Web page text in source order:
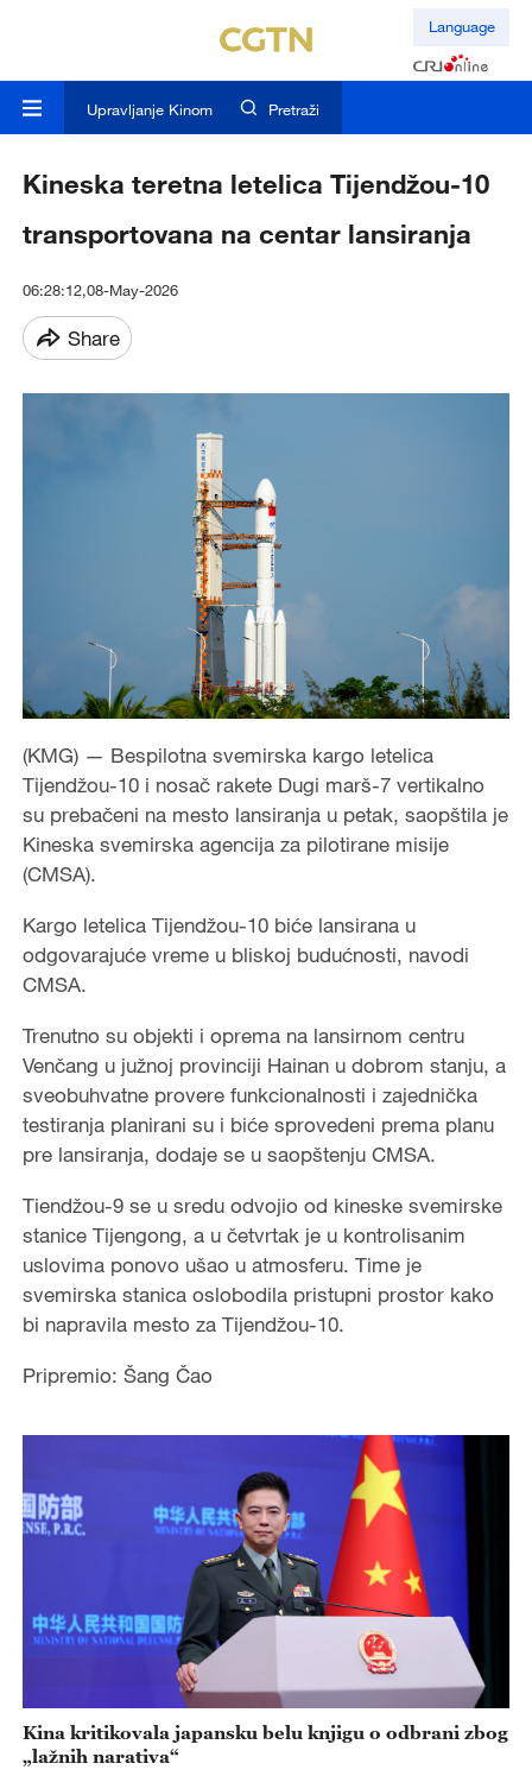
Language
Upravljanje Kinom Pretraži
Kineska teretna letelica Tijendžou-10
transportovana na centar lansiranja
06:28:12,08-May-2026
Share
(KMG) — Bespilotna svemirska kargo letelica
Tijendžou-10 i nosač rakete Dugi marš-7 vertikalno
su prebačeni na mesto lansiranja u petak, saopštila je
Kineska svemirska agencija za pilotirane misije
(CMSA).
Kargo letelica Tijendžou-10 biće lansirana u
odgovarajuće vreme u bliskoj budućnosti, navodi
CMSA.
Trenutno su objekti i oprema na lansirnom centru
Venčang u južnoj provinciji Hainan u dobrom stanju, a
sveobuhvatne provere funkcionalnosti i zajednička
testiranja planirani su i biće sprovedeni prema planu
pre lansiranja, dodaje se u saopštenju CMSA.
Tiendžou-9 se u sredu odvojio od kineske svemirske
stanice Tijengong, a u četvrtak je u kontrolisanim
uslovima ponovo ušao u atmosferu. Time je
svemirska stanica oslobodila pristupni prostor kako
bi napravila mesto za Tijendžou-10.
Pripremio: Šang Čao
Kina kritikovala japansku belu knjigu o odbrani zbog
„lažnih narativa“